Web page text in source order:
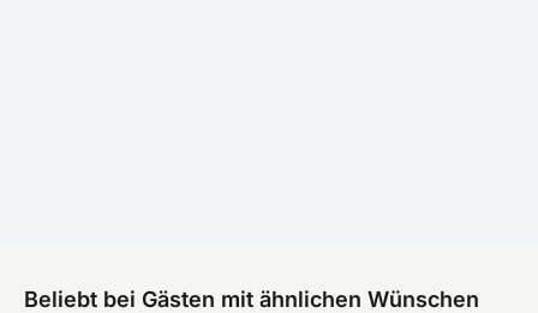
Beliebt bei Gästen mit ähnlichen Wünschen